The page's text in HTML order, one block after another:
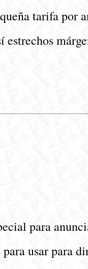
tarifa por
para
usar para